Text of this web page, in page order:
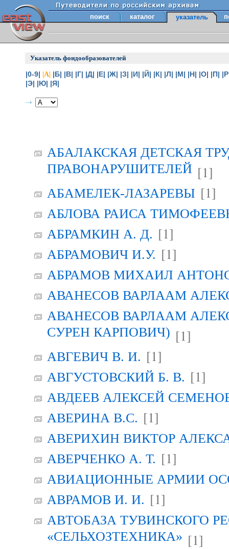
поиск каталог указатель
Указатель фондообразователей
|0-9| |А| |Б| |В| |Г| |Д| |Е| |Ж| |З| |И| |Й| |К| |Л| |М| |Н| |О| |П|
|Э| |Ю| |Я|
АБАЛАКСКАЯ ДЕТСКАЯ
ПРАВОНАРУШИТЕЛЕЙ [1]
АБАМЕЛЕК-ЛАЗАРЕВЫ [1]
АБЛОВА РАИСА
АБРАМКИН А. Д. [1]
АБРАМОВИЧ И.У. [1]
АБРАМОВ МИХАИЛ
АВАНЕСОВ ВАРЛААМ
АВАНЕСОВ ВАРЛААМ
СУРЕН КАРПОВИЧ) [1]
АВГЕВИЧ В. И. [1]
АВГУСТОВСКИЙ Б. В. [1]
АВДЕЕВ АЛЕКСЕЙ
АВЕРИНА B.C. [1]
АВЕРИХИН ВИКТОР
АВЕРЧЕНКО А. Т. [1]
АВИАЦИОННЫЕ АРМИИ
АВРАМОВ И. И. [1]
АВТОБАЗА ТУВИНСКОГО
«СЕЛЬХОЗТЕХНИКА» [1]